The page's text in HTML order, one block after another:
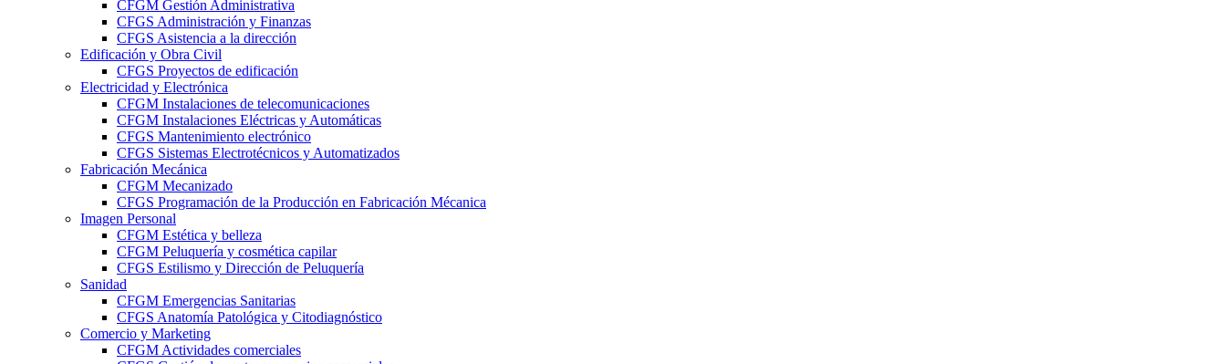
CFGM Gestión Administrativa
CFGS Administración y Finanzas
CFGS Asistencia a la dirección
Edificación y Obra Civil
CFGS Proyectos de edificación
Electricidad y Electrónica
CFGM Instalaciones de telecomunicaciones
CFGM Instalaciones Eléctricas y Automáticas
CFGS Mantenimiento electrónico
CFGS Sistemas Electrotécnicos y Automatizados
Fabricación Mecánica
CFGM Mecanizado
CFGS Programación de la Producción en Fabricación Mécanica
Imagen Personal
CFGM Estética y belleza
CFGM Peluquería y cosmética capilar
CFGS Estilismo y Dirección de Peluquería
Sanidad
CFGM Emergencias Sanitarias
CFGS Anatomía Patológica y Citodiagnóstico
Comercio y Marketing
CFGM Actividades comerciales